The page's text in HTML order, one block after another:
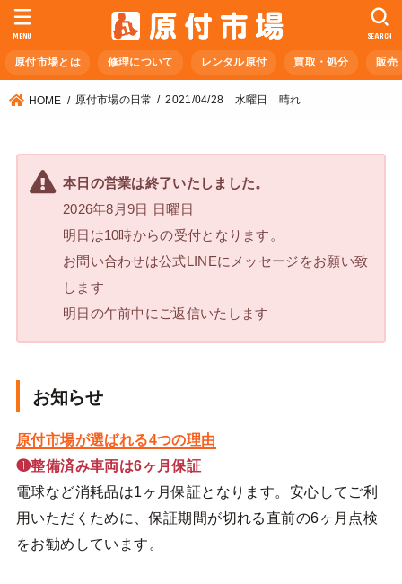
原付市場とは 修理について レンタル原付 買取・処分 販売
SEARCH
MENU
HOME 原付市場の日常 2021/04/28 水曜日 晴れ
本日の営業は終了いたしました。
2026年8月9日 日曜日
明日は10時からの受付となります。
お問い合わせは公式LINEにメッセージをお願い致
します
明日の午前中にご返信いたします
お知らせ
原付市場が選ばれる4つの理由
❶整備済み車両は6ヶ月保証
電球など消耗品は1ヶ月保証となります。安心してご利
用いただくために、保証期間が切れる直前の6ヶ月点検
をお勧めしています。